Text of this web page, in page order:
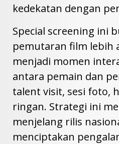
kedekatan dengan
Special screening ini
pemutaran film lebih
menjadi momen
antara pemain dan
talent visit, sesi foto,
ringan. Strategi ini
menjelang rilis
menciptakan